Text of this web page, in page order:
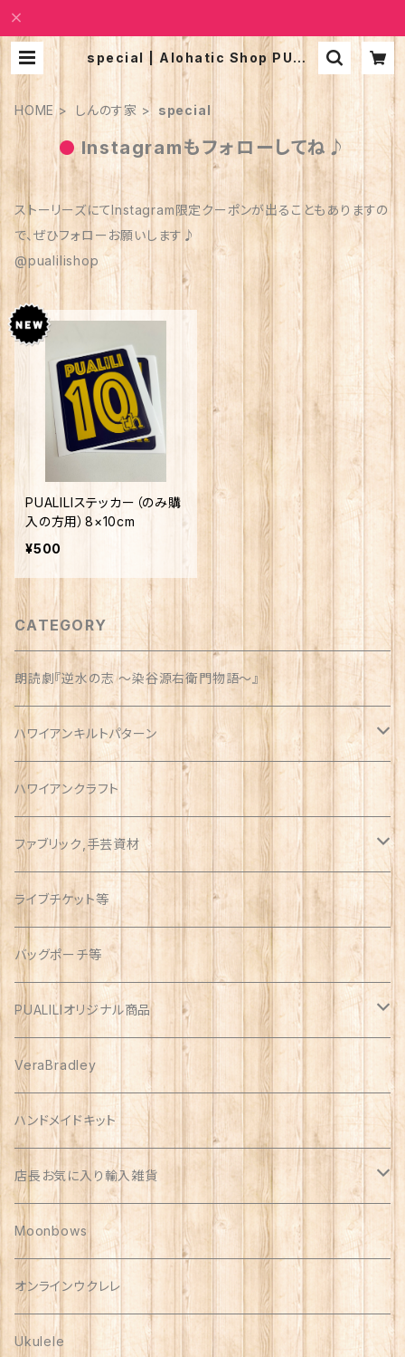
special | Alohatic Shop PUALI
HOME しんのす家 special
Instagramもフォローしてね♪
ストーリーズにてInstagram限定クーポンが出ることもありますの
で、ぜひフォローお願いします♪
@pualilishop
PUALILIステッカー（のみ購
入の方用）8×10cm
¥500
CATEGORY
朗読劇『逆水の志 〜染谷源右衛門物語〜』
ハワイアンキルトパターン
ウォールサイズ（約1m）
ハワイアンクラフト
ファブリック,手芸資材
ハワイアン
オックス
アソート
ライブチケット等
バッグポーチ等
PUALILIオリジナル商品
プアリリグッズ
しんのす家グッズ
ハンドメイド品
VeraBradley
ハンドメイドキット
店長お気に入り輸入雑貨
Polish Pottery
Vera Bradley
Moonbows
オンラインウクレレ
Ukulele